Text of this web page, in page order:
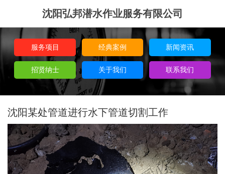
沈阳弘邦潜水作业服务有限公司
服务项目 经典案例 新闻资讯
招贤纳士 关于我们 联系我们
沈阳某处管道进行水下管道切割工作